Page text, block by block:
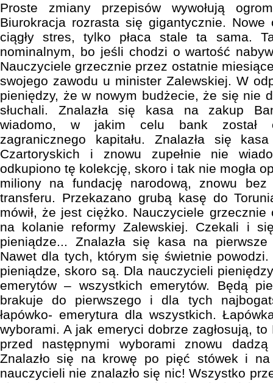
Proste zmiany przepisów wywołują
Biurokracja rozrasta się gigantycznie. Nowe
ciągły stres, tylko płaca stale ta sama.
nominalnym, bo jeśli chodzi o wartość
Nauczyciele grzecznie przez ostatnie
swojego zawodu u minister Zalewskiej. W
pieniędzy, że w nowym budżecie, że się nie
słuchali. Znalazła się kasa na zakup
wiadomo, w jakim celu bank został
zagranicznego kapitału. Znalazła się
Czartoryskich i znowu zupełnie nie
odkupiono tę kolekcję, skoro i tak nie mogła
miliony na fundację narodową, znowu
transferu. Przekazano grubą kasę do
mówił, że jest ciężko. Nauczyciele
na kolanie reformy Zalewskiej. Czekali i
pieniądze... Znalazła się kasa na
Nawet dla tych, którym się świetnie
pieniądze, skoro są. Dla nauczycieli
emerytów – wszystkich emerytów. Będą
brakuje do pierwszego i dla tych
łapówko- emerytura dla wszystkich.
wyborami. A jak emeryci dobrze zagłosują,
przed następnymi wyborami znowu dadzą
Znalazło się na krowę po pięć stówek i
nauczycieli nie znalazło się nic! Wszystko